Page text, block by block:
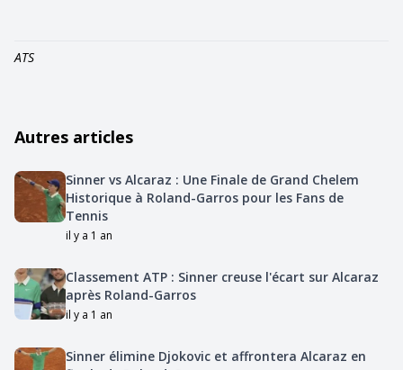
ATS
Autres articles
Sinner vs Alcaraz : Une Finale de Grand Chelem
Historique à Roland-Garros pour les Fans de
Tennis
il y a 1 an
Classement ATP : Sinner creuse l'écart sur Alcaraz
après Roland-Garros
il y a 1 an
Sinner élimine Djokovic et affrontera Alcaraz en